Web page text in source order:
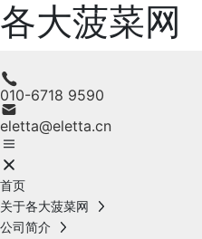
各大菠菜网
010-6718 9590
eletta@eletta.cn
首页
关于各大菠菜网
公司简介